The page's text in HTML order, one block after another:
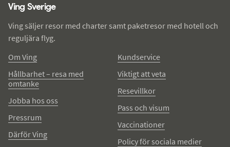
Ving Sverige
Ving säljer resor med charter samt paketresor med hotell och
reguljära flyg.
Om Ving
Hållbarhet – resa med
omtanke
Jobba hos oss
Pressrum
Därför Ving
Kundservice
Viktigt att veta
Resevillkor
Pass och visum
Vaccinationer
Policy för sociala medier